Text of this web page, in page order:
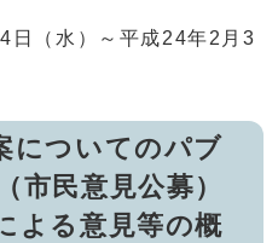
（水）～平成24年2月3
についてのパブ
市民意見公募）
よる意見等の概